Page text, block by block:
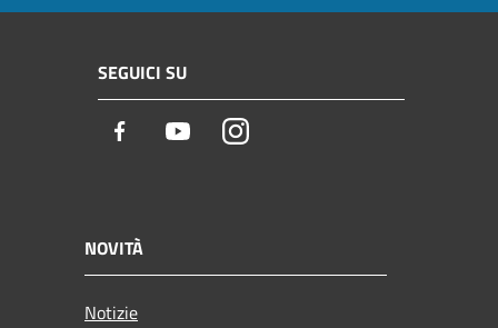
SEGUICI SU
Facebook YoutubeInstagram
NOVITÀ
Notizie